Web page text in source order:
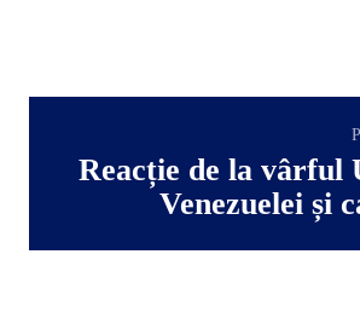
Reacție de la vârful
Venezuelei și